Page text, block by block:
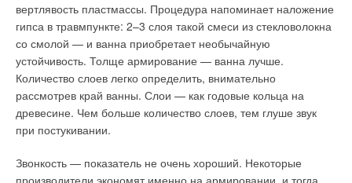
вертлявость пластмассы. Процедура напоминает наложение
гипса в травмпункте: 2–3 слоя такой смеси из стекловолокна
со смолой — и ванна приобретает необычайную
устойчивость. Толще армирование — ванна лучше.
Количество слоев легко определить, внимательно
рассмотрев край ванны. Слои — как годовые кольца на
древесине. Чем больше количество слоев, тем глуше звук
при постукивании.
Звонкость — показатель не очень хороший. Некоторые
Контроль и управление газовым котлом при помощи
сотового телефона — это уже реальность. Ассортимент
отопительного оборудования, предлагаемый сегодня,
покрывает лю бую потребность — нужно ли отопить
небольшое помещение или же дом на несколько семей.
Если раньше вопрос о защите окружающей среды не стоял
так остро, то теперь каждый уважающий себя человек
чистом месте и питаться только экологически чистыми
согласованных с заказчиком значениях температуры
внутреннего воздуха в различных помещениях. При этом
определяются точные значения коэффициентов
теплопередачи всех наружных ограждений здания в
соответствии с их конструкцией и теплотехническими
характеристиками применяемых строительных материалов.
Выбор расчетной мощности системы “теплый пол” зависит от
предназначена для полной или частичной компенсации